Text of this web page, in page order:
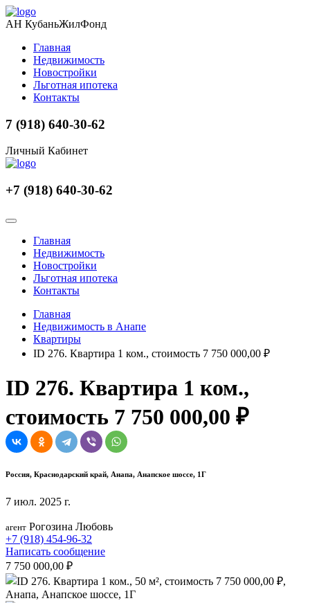
АН КубаньЖилФонд
Главная
Недвижимость
Новостройки
Льготная ипотека
Контакты
7 (918) 640-30-62
Личный Кабинет
+7 (918) 640-30-62
Главная
Недвижимость
Новостройки
Льготная ипотека
Контакты
Главная
Недвижимость в Анапе
Квартиры
ID 276. Квартира 1 ком., стоимость 7 750 000,00 ₽
ID 276. Квартира 1 ком.,
стоимость 7 750 000,00 ₽
Россия, Краснодарский край, Анапа, Анапское шоссе, 1Г
7 июл. 2025 г.
агент Рогозина Любовь
+7 (918) 454-96-32
Написать сообщение
7 750 000,00 ₽